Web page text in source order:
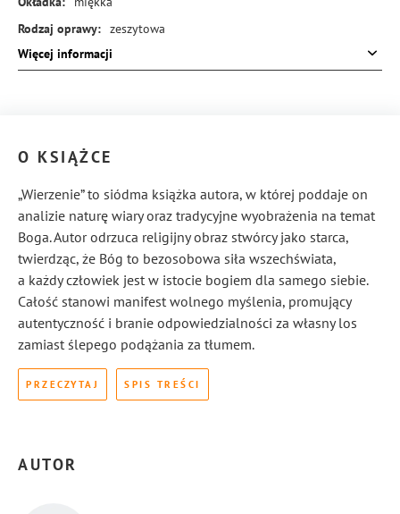
Rodzaj oprawy: zeszytowa
ISBN:
978-83-8273-873-5
Więcej informacji
O KSIĄŻCE
„Wierzenie” to siódma książka autora, w której poddaje on
analizie naturę wiary oraz tradycyjne wyobrażenia na temat
Boga. Autor odrzuca religijny obraz stwórcy jako starca,
twierdząc, że Bóg to bezosobowa siła wszechświata,
a każdy człowiek jest w istocie bogiem dla samego siebie.
Całość stanowi manifest wolnego myślenia, promujący
autentyczność i branie odpowiedzialności za własny los
zamiast ślepego podążania za tłumem.
PRZECZYTAJ SPIS TREŚCI
AUTOR